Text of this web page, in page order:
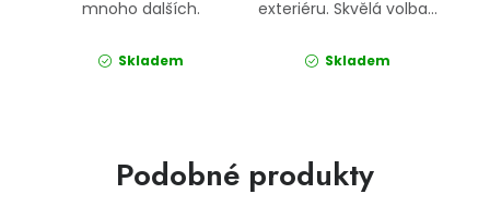
mnoho dalších.
Skladem
exteriéru. Skvělá volba...
Skladem
Podobné produkty